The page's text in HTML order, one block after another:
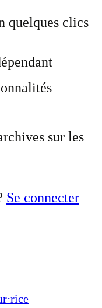
quelques clics
sur les
Se connecter